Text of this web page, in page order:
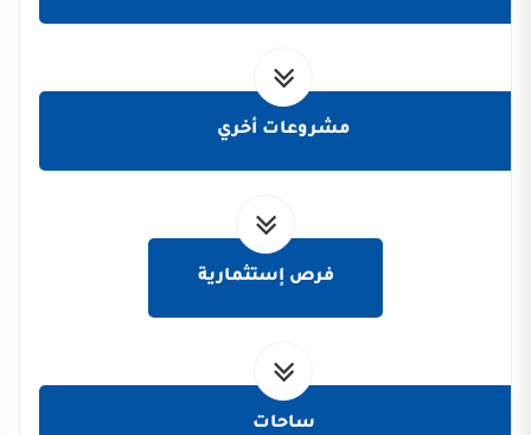
مشروعات أخري
فرص إستثمارية
ساحات